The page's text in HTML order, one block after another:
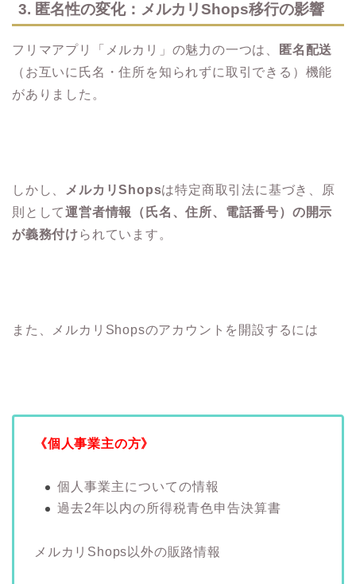
3. 匿名性の変化：メルカリShops移行の影響
フリマアプリ「メルカリ」の魅力の一つは、
匿名配送
（お互いに氏名・住所を知られずに取引できる）機能
がありました。
しかし、 メルカリShopsは特定商取引法に基づき、原
則として運営者情報（氏名、住所、電話番号）の開示
が義務付けられています。
また、メルカリShopsのアカウントを開設するには
《個人事業主の方》
個人事業主についての情報
過去2年以内の所得税青色申告決算書
メルカリShops以外の販路情報